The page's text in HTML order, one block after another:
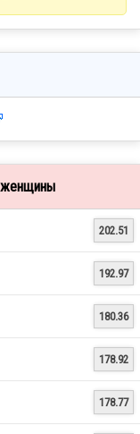
женщины
202.51
192.97
180.36
178.92
178.77